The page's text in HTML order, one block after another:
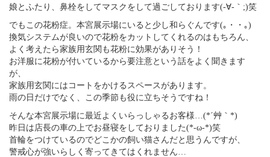
娘とふたり、鼻栓をしてマスクをして過ごしております(-∀-｀;)笑
でもこの花粉症。本宮展示場にいると少し和らぐんです(｡・・｡)
換気システムが良いので花粉をカットしてくれるのはもちろん、
よく考えたら家族用玄関も花粉に効果がありそう！
お洋服に花粉が付いているから要注意という話をよく聞きます
が、
家族用玄関にはコートをかけるスペースがあります。
雨の日だけでなく、この季節も役に立ちそうですね！
そんな本宮展示場に最近よくいらっしゃるお客様…(*´艸｀*)
昨日は店長の車の上でお昼寝をしておりました(*-ω-*)笑
首輪をつけているのでどこかの飼い猫さんだと思うんですが、
警戒心が強いらしく寄ってきてはくれません…